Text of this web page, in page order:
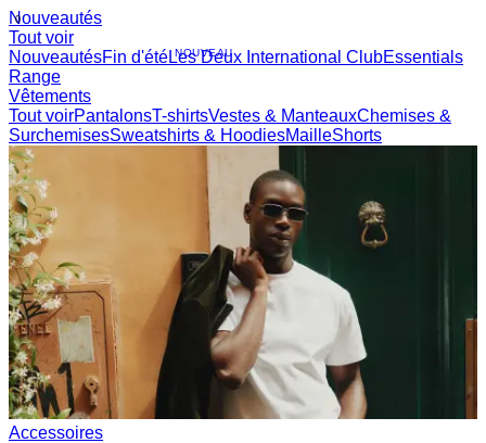
Nouveautés
Tout voir
NouveautésFin d'été NOUVEAU
Les Deux International ClubEssentials
Range
Vêtements
Tout voirPantalonsT-shirtsVestes & ManteauxChemises &
SurchemisesSweatshirts & HoodiesMailleShorts
Accessoires
0